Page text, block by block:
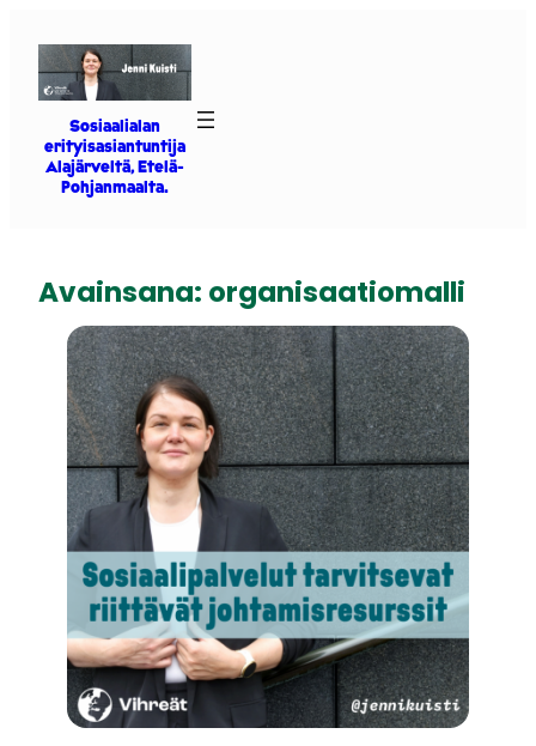
sisältöön
Sosiaalialan
erityisasiantuntija
Alajärveltä, Etelä-
Pohjanmaalta.
Avainsana: organisaatiomalli